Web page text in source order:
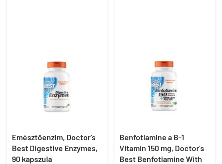
Emésztőenzim, Doctor's
Best Digestive Enzymes,
90 kapszula
Benfotiamine a B-1
Vitamin 150 mg, Doctor's
Best Benfotiamine With